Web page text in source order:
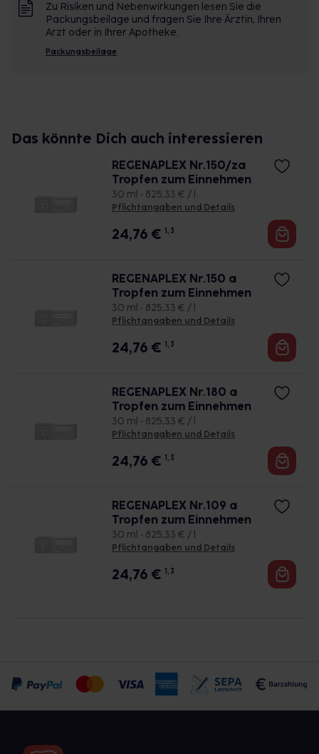
Zu Risiken und Nebenwirkungen lesen Sie die
Packungsbeilage und fragen Sie Ihre Ärztin, Ihren
Arzt oder in Ihrer Apotheke.
Packungsbeilage
Das könnte Dich auch interessieren
REGENAPLEX Nr.150/za
Tropfen zum Einnehmen
30 ml • 825,33 € / l
Pflichtangaben und Details
24,76 € 1, 3
REGENAPLEX Nr.150 a
Tropfen zum Einnehmen
30 ml • 825,33 € / l
Pflichtangaben und Details
24,76 € 1, 3
REGENAPLEX Nr.180 a
Tropfen zum Einnehmen
30 ml • 825,33 € / l
Pflichtangaben und Details
24,76 € 1, 3
REGENAPLEX Nr.109 a
Tropfen zum Einnehmen
30 ml • 825,33 € / l
Pflichtangaben und Details
24,76 € 1, 3